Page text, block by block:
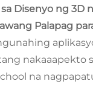
Disenyo ng 3D
Palapag
nakaaapekto
na